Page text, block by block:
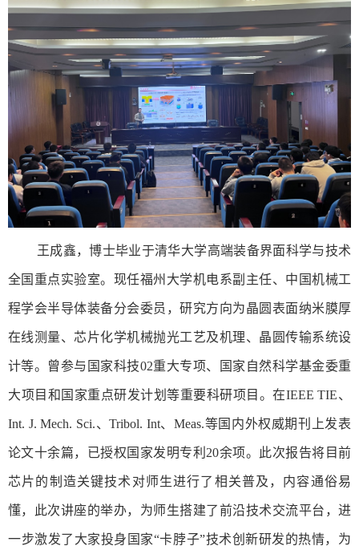
王成鑫，博士毕业于清华大学高端装备界面科学与技术
全国重点实验室。现任福州大学机电系副主任、中国机械工
程学会半导体装备分会委员，研究方向为晶圆表面纳米膜厚
在线测量、芯片化学机械抛光工艺及机理、晶圆传输系统设
计等。曾参与国家科技02重大专项、国家自然科学基金委重
大项目和国家重点研发计划等重要科研项目。在IEEE TIE、
Int. J. Mech. Sci.、Tribol. Int、Meas.等国内外权威期刊上发表
论文十余篇，已授权国家发明专利20余项。此次报告将目前
芯片的制造关键技术对师生进行了相关普及，内容通俗易
懂，此次讲座的举办，为师生搭建了前沿技术交流平台，进
一步激发了大家投身国家“卡脖子”技术创新研发的热情，为